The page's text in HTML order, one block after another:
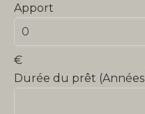
Apport
€
Durée du prêt